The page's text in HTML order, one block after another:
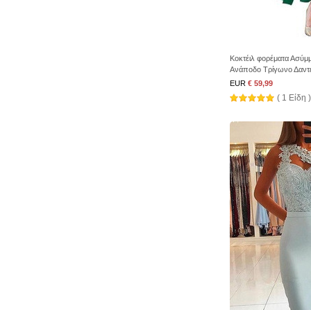
Κοκτέιλ φορέματα
Ανάποδο Τρίγωνο
EUR € 59,99
( 1 Είδη )